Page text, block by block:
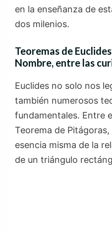
en la enseñanza de
dos milenios.
Teoremas de
Nombre, entre las
Euclides no solo nos
también numerosos
fundamentales. Entre
Teorema de
esencia misma de la
de un triángulo